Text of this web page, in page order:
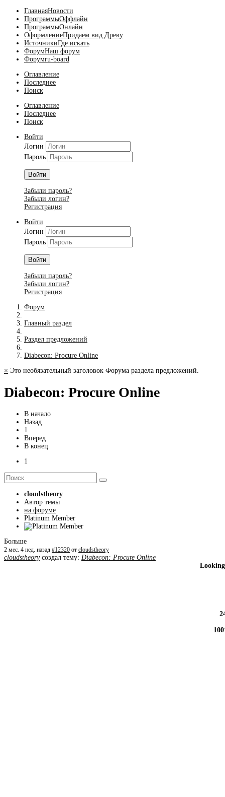
ГлавнаяНовости
ПрограммыОффлайн
ПрограммыОнлайн
ОформлениеПридаем вид Древу
ИсточникиГде искать
ФорумНаш форум
Форумru-board
Оглавление
Последнее
Поиск
Оглавление
Последнее
Поиск
Войти
Логин
Пароль
Войти
Забыли пароль?
Забыли логин?
Регистрация
Войти
Логин
Пароль
Войти
Забыли пароль?
Забыли логин?
Регистрация
Форум
Главный раздел
Раздел предложений
Diabecon: Procure Online
× Это необязательный заголовок Форума раздела предложений.
Diabecon: Procure Online
В начало
Назад
1
Вперед
В конец
1
cloudstheory
Автор темы
на форуме
Platinum Member
Больше
2 мес. 4 нед. назад #12320 от cloudstheory
cloudstheoryсоздал тему: Diabecon: Procure Online